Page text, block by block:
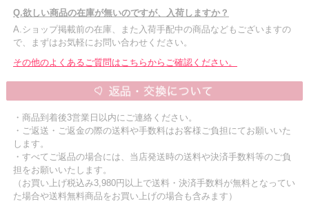
Q.欲しい商品の在庫が無いのですが、入荷しますか？
A.ショップ掲載前の在庫、また入荷手配中の商品などもございますの
で、まずはお気軽にお問い合わせください。
その他のよくあるご質問はこちらからご確認ください。
・商品到着後3営業日以内にご連絡ください。
・ご返送・ご返金の際の送料や手数料はお客様ご負担にてお願いいた
します。
・すべてご返品の場合には、当店発送時の送料や決済手数料等のご負
担をお願いいたします。
（お買い上げ税込み3,980円以上で送料・決済手数料が無料となってい
た場合や送料無料商品をお買い上げの場合も含みます）